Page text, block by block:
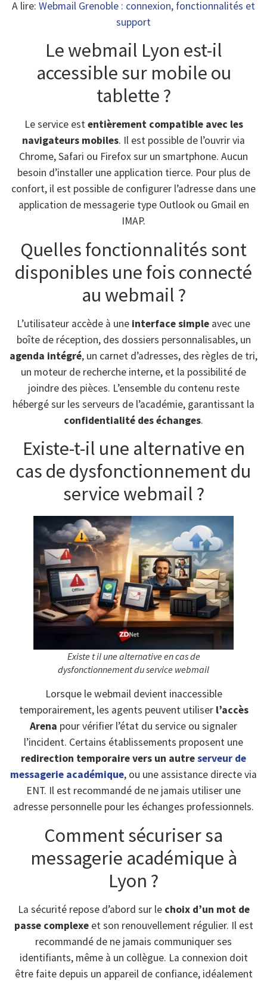
A lire: Webmail Grenoble : connexion, fonctionnalités et
support
Le webmail Lyon est-il
accessible sur mobile ou
tablette ?
Le service estentièrement compatible avec les
navigateurs mobiles. Il est possible de l’ouvrir via
Chrome, Safari ou Firefox sur un smartphone. Aucun
besoin d’installer une application tierce. Pour plus de
confort, il est possible de configurer l’adresse dans une
application de messagerie type Outlook ou Gmail en
IMAP.
Quelles fonctionnalités sont
disponibles une fois connecté
au webmail ?
L’utilisateur accède à une interface simple avec une
boîte de réception, des dossiers personnalisables, un
agenda intégré, un carnet d’adresses, des règles de tri,
un moteur de recherche interne, et la possibilité de
joindre des pièces. L’ensemble du contenu reste
hébergé sur les serveurs de l’académie, garantissant la
confidentialité des échanges.
Existe-t-il une alternative en
cas de dysfonctionnement du
service webmail ?
Existe t il une alternative en cas de
dysfonctionnement du service webmail
Lorsque le webmail devient inaccessible
temporairement, les agents peuvent utiliser l’accès
Arena pour vérifier l’état du service ou signaler
l’incident. Certains établissements proposent une
redirection temporaire vers un autreserveur de
messagerie académique, ou une assistance directe via
ENT. Il est recommandé de ne jamais utiliser une
adresse personnelle pour les échanges professionnels.
Comment sécuriser sa
messagerie académique à
Lyon ?
La sécurité repose d’abord sur le choix d’un mot de
passe complexeet son renouvellement régulier. Il est
recommandé de ne jamais communiquer ses
identifiants, même à un collègue. La connexion doit
être faite depuis un appareil de confiance, idéalement